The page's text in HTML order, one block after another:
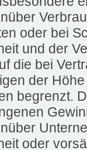
oder bei
und der
die bei
der
begrenzt.
oder